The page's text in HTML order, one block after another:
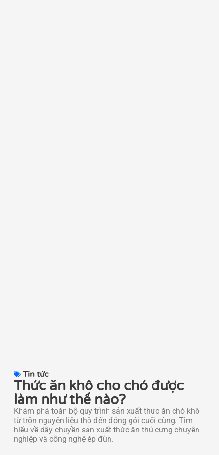
Tin tức
Thức ăn khô cho chó được
làm như thế nào?
Khám phá toàn bộ quy trình sản xuất thức ăn chó khô
từ trộn nguyên liệu thô đến đóng gói cuối cùng. Tìm
hiểu về dây chuyền sản xuất thức ăn thú cưng chuyên
nghiệp và công nghệ ép đùn.